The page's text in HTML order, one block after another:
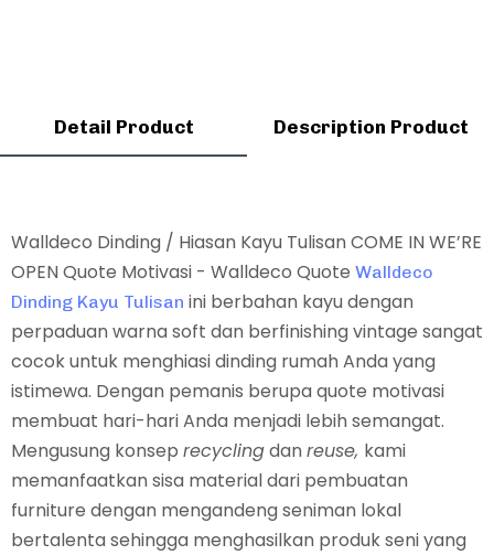
Detail Product Description Product
Walldeco Dinding / Hiasan Kayu Tulisan COME IN WE’RE
OPEN Quote Motivasi - Walldeco Quote Walldeco
Dinding Kayu Tulisan ini berbahan kayu dengan
perpaduan warna soft dan berfinishing vintage sangat
cocok untuk menghiasi dinding rumah Anda yang
istimewa. Dengan pemanis berupa quote motivasi
membuat hari-hari Anda menjadi lebih semangat.
Mengusung konsep recyclingdan reuse, kami
memanfaatkan sisa material dari pembuatan
furniture dengan mengandeng seniman lokal
bertalenta sehingga menghasilkan produk seni yang